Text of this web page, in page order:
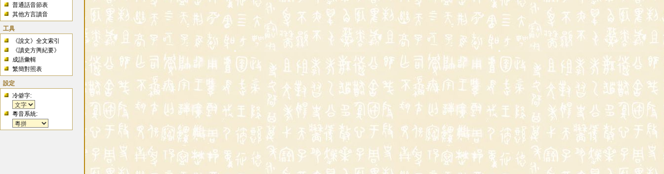
普通話音節表
其他方言讀音
工具
《說文》全文索引
《讀史方輿紀要》
成語彙輯
繁簡對照表
設定
冷僻字:
粵音系統: